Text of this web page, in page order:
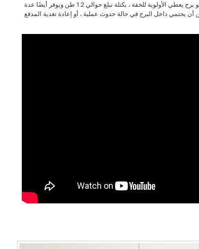
CPWS (نظام الأسلحة المحمي من Cockerill) ، هو برج يعطي الأولوية للخفة ، بكتلة تبلغ حوالي 1.2 طن ويوفر أيضًا عدة
يحتمي داخل البرج في حالة حدوث عملية ، أو إعادة تغدية المدفع